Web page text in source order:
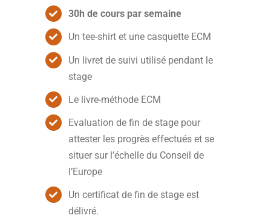
30h de cours par semaine
Un tee-shirt et une casquette ECM
Un livret de suivi utilisé pendant le
stage
Le livre-méthode ECM
Evaluation de fin de stage pour
attester les progrès effectués et se
situer sur l’échelle du Conseil de
l’Europe
Un certificat de fin de stage est
délivré.